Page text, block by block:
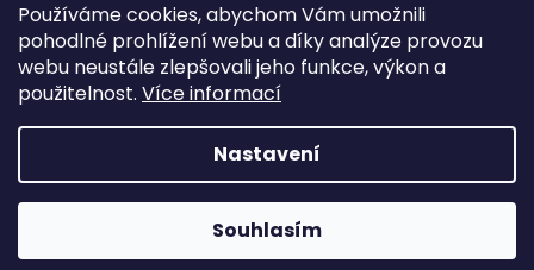
Používáme cookies, abychom Vám umožnili
pohodlné prohlížení webu a díky analýze provozu
webu neustále zlepšovali jeho funkce, výkon a
použitelnost. Více informací
Nastavení
Souhlasím
📦 Minimální objednávka již od 600 Kč bez DPH • Rychlý
nákup zdravotnického materiálu na jednom místě.
+420603583759 ,+420734720049
https://www.facebook.com/profile.php?id=615793934
37445
https://www.youtube.com/@michalverner7685
Copyright 2026Zdravotnický Materiál - Velkoobchod
. Všechna práva vyhrazena.